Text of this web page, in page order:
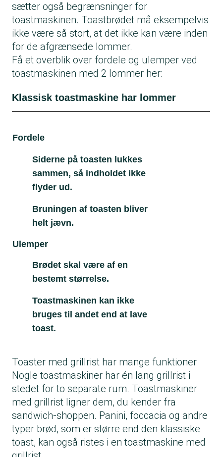
sætter også begrænsninger for
toastmaskinen. Toastbrødet må eksempelvis
ikke være så stort, at det ikke kan være inden
for de afgrænsede lommer.
Få et overblik over fordele og ulemper ved
toastmaskinen med 2 lommer her:
Klassisk toastmaskine har lommer
Fordele
Siderne på toasten lukkes
sammen, så indholdet ikke
flyder ud.
Bruningen af toasten bliver
helt jævn.
Ulemper
Brødet skal være af en
bestemt størrelse.
Toastmaskinen kan ikke
bruges til andet end at lave
toast.
Toaster med grillrist har mange funktioner
Nogle toastmaskiner har én lang grillrist i
stedet for to separate rum. Toastmaskiner
med grillrist ligner dem, du kender fra
sandwich-shoppen. Panini, foccacia og andre
typer brød, som er større end den klassiske
toast, kan også ristes i en toastmaskine med